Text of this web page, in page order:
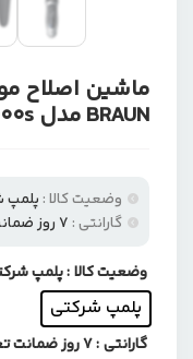
ماشین اصلاح
BRAUN مدل 62S1000s
وضعیت کالا : پلمپ
گارانتی : ۷ روز ضمانت تعویض مستر موبایل
وضعیت کالا: پلمپ
پلمپ شرکتی
گارانتی: ۷ روز ضمانت تعویض مستر موبایل